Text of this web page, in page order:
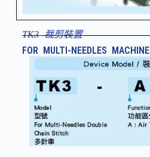
TK3- 裁剪裝置
FOR MULTI-NEEDLES MACHINE